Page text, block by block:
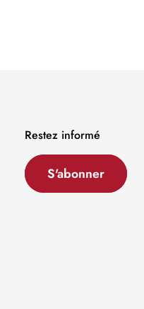
Restez informé
S'abonner